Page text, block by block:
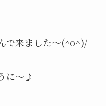
で来ました～(^o^)/
に～♪